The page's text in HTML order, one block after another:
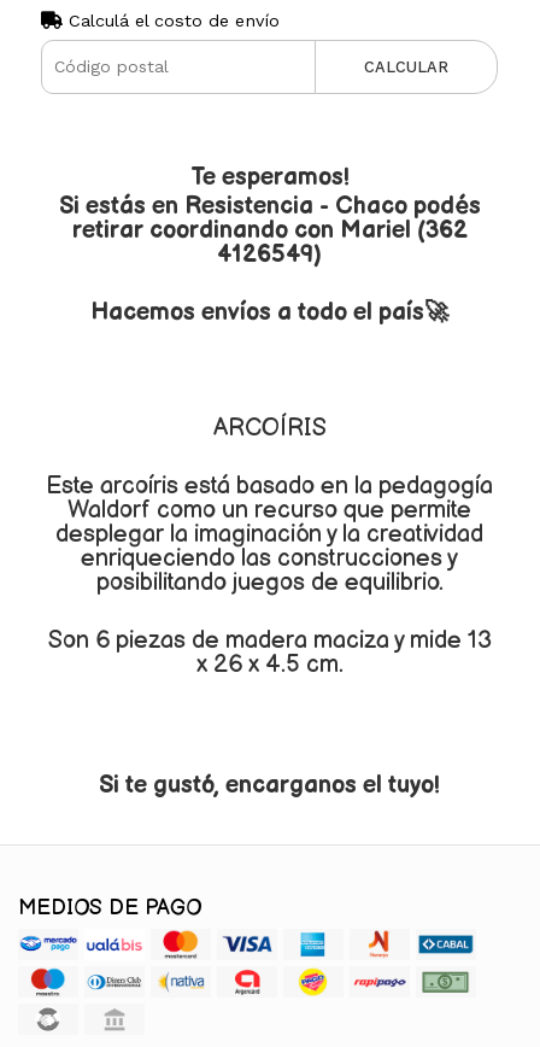
Calculá el costo de envío
CALCULAR
Te esperamos!
Si estás en Resistencia - Chaco podés
retirar coordinando con Mariel (362
4126549)
Hacemos envíos a todo el país🚀
ARCOÍRIS
Este arcoíris está basado en la pedagogía
Waldorf como un recurso que permite
desplegar la imaginación y la creatividad
enriqueciendo las construcciones y
posibilitando juegos de equilibrio.
Son 6 piezas de madera maciza y mide 13
x 26 x 4.5 cm.
Si te gustó, encarganos el tuyo!
MEDIOS DE PAGO